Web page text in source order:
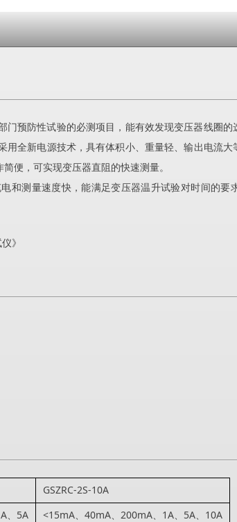
预防性试验的必测项目，能有效发现变压器线圈的
全新电源技术，具有体积小、重量轻、输出电流
便，可实现变压器直阻的快速测量。
和测量速度快，能满足变压器温升试验对时间的要
》
GSZRC-2S-10A
、5A
<15mA、40mA、200mA、1A、5A、10A